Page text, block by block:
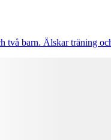
två barn. Älskar träning